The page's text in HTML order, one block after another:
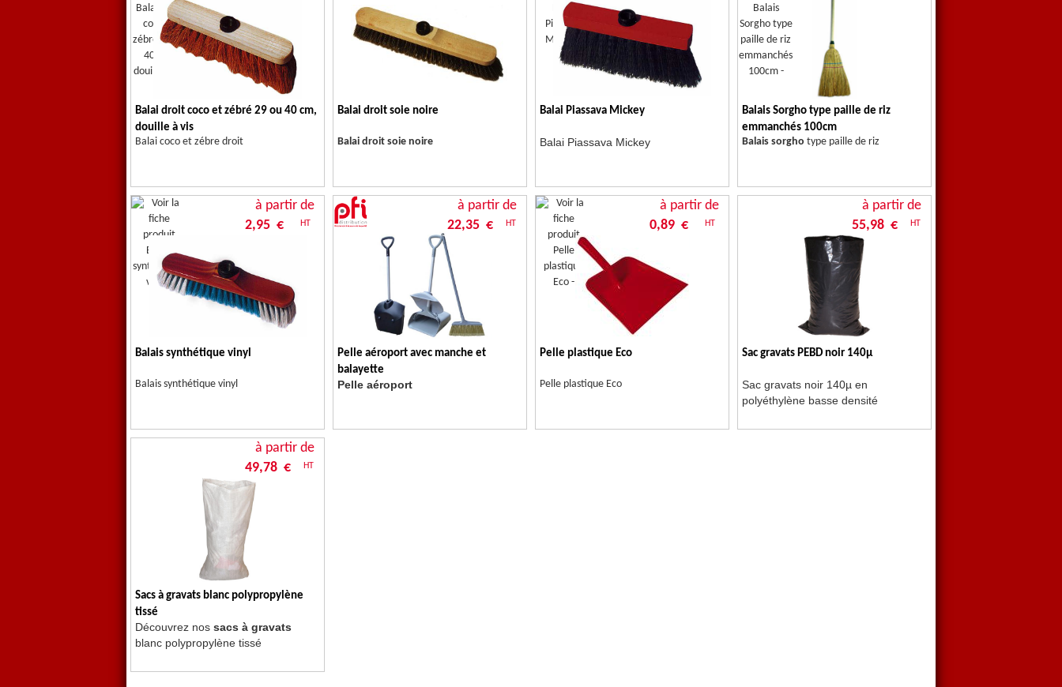
Balai droit coco et zébré 29 ou 40 cm,
douille à vis
Balai coco et zébre droit
Balai droit soie noire
Balai droit soie noire
Balai Piassava Mickey
Balai Piassava Mickey
Balais Sorgho type paille de riz
emmanchés 100cm
Balais sorgho type paille de riz
à partir de
2,95 €
HT
Balais synthétique vinyl
Balais synthétique vinyl
à partir de
22,35 €
HT
Pelle aéroport avec manche et
balayette
Pelle aéroport
à partir de
0,89 €
HT
Pelle plastique Eco
Pelle plastique Eco
à partir de
55,98 €
HT
Sac gravats PEBD noir 140µ
Sac gravats noir 140µ en
polyéthylène basse densité
à partir de
49,78 €
HT
Sacs à gravats blanc polypropylène
tissé
Découvrez nos sacs à gravats
blanc polypropylène tissé